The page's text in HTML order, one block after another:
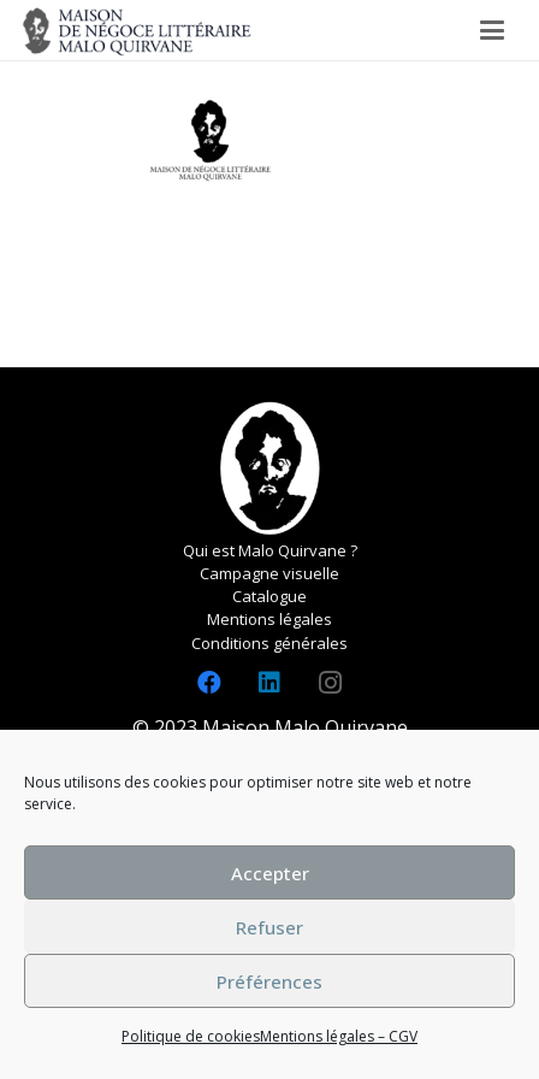
Nous utilisons des cookies pour optimiser notre site web et notre
service.
Accepter
Refuser
Préférences
Politique de cookiesMentions légales – CGV
Qui est Malo Quirvane ?
Campagne visuelle
Catalogue
Mentions légales
Conditions générales
© 2023 Maison Malo Quirvane